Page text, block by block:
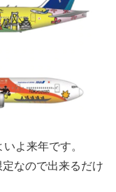
よ来年です。
なので出来るだけ